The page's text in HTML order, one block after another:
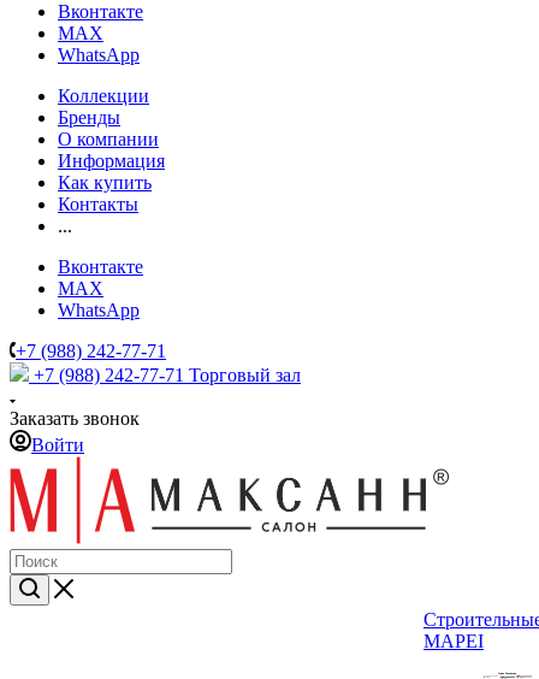
Вконтакте
MAX
WhatsApp
Коллекции
Бренды
О компании
Информация
Как купить
Контакты
...
Вконтакте
MAX
WhatsApp
+7 (988) 242-77-71
+7 (988) 242-77-71 Торговый зал
Заказать звонок
Войти
MAPEI